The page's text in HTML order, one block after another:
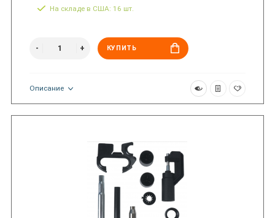
На складе в США: 16 шт.
КУПИТЬ
Описание